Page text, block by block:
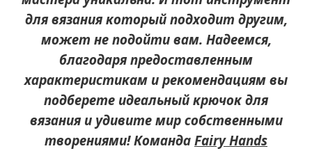
для вязания который подходит другим,
может не подойти вам. Надеемся,
благодаря предоставленным
характеристикам и рекомендациям вы
подберете идеальный крючок для
вязания и удивите мир собственными
творениями! КомандаFairy Hands